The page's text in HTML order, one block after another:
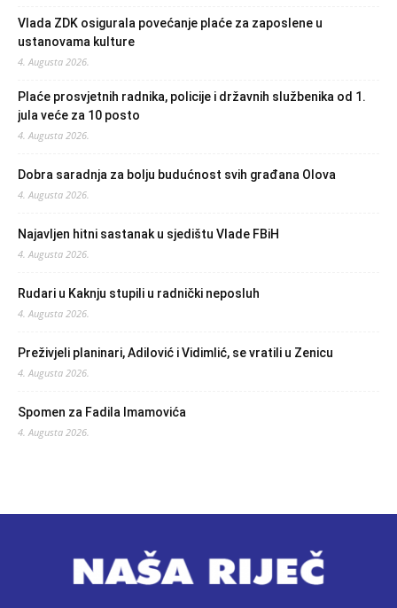
Vlada ZDK osigurala povećanje plaće za zaposlene u
ustanovama kulture
4. Augusta 2026.
Plaće prosvjetnih radnika, policije i državnih službenika od 1.
jula veće za 10 posto
4. Augusta 2026.
Dobra saradnja za bolju budućnost svih građana Olova
4. Augusta 2026.
Najavljen hitni sastanak u sjedištu Vlade FBiH
4. Augusta 2026.
Rudari u Kaknju stupili u radnički neposluh
4. Augusta 2026.
Preživjeli planinari, Adilović i Vidimlić, se vratili u Zenicu
4. Augusta 2026.
Spomen za Fadila Imamovića
4. Augusta 2026.